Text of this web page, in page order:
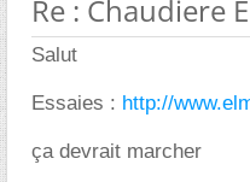
Re : Chaudiere
Salut
Essaies : http://
ça devrait marcher